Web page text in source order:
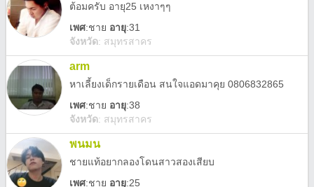
ต้อมครับ อายุ25 เหงาๆๆ
เพศ:ชาย อายุ:31
จังหวัด: สมุทรสาคร
arm
หาเลี้ยงเด็กรายเดือน สนใจแอดมาคุย 0806832865
เพศ:ชาย อายุ:38
จังหวัด: สมุทรสาคร
พนมน
ชายแท้อยากลองโดนสาวสองเสียบ
เพศ:ชาย อายุ:25